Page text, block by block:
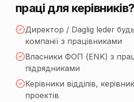
праці для керівників?
Директор / Daglig leder
компанії з працівниками
Власники ФОП (ENK) з
підрядниками
Керівники відділів,
проектів